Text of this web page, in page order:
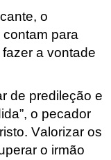
o
para
a vontade
de predileção e
o pecador
Valorizar os
o irmão